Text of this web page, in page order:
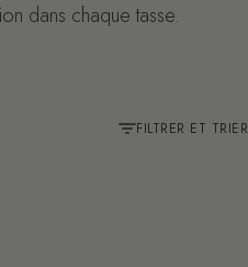
dans chaque tasse.
FILTRER ET TRIER